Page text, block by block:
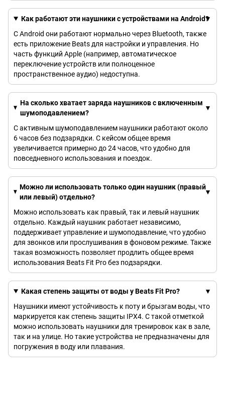
Как работают эти наушники с устройствами на Android?
С Android они работают нормально через Bluetooth, также
есть приложение Beats для настройки и управления. Но
часть функций Apple (например, автоматическое
переключение устройств или полноценное
пространственное аудио) недоступна.
На сколько хватает заряда наушников с включенным
шумоподавлением?
С активным шумоподавлением наушники работают около
6 часов без подзарядки. С кейсом общее время
увеличивается примерно до 24 часов, что удобно для
повседневного использования и поездок.
Можно ли использовать только один наушник (правый
или левый) отдельно?
Можно использовать как правый, так и левый наушник
отдельно. Каждый наушник работает независимо,
поддерживает управление и шумоподавление, что удобно
для звонков или прослушивания в фоновом режиме. Также
такая возможность позволяет продлить общее время
использования Beats Fit Pro без подзарядки.
Какая степень защиты от воды у Beats Fit Pro?
Наушники имеют устойчивость к поту и брызгам воды, что
маркируется как степень защиты IPX4. С такой отметкой
можно использовать наушники для тренировок как в зале,
так и на улице. Но такие устройства не предназначены для
погружения в воду или плавания.